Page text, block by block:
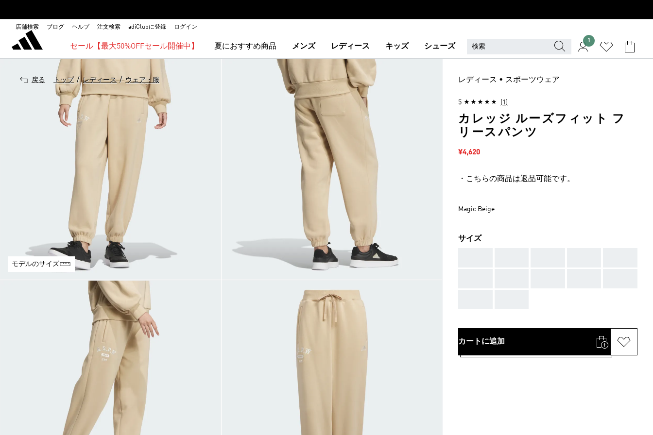
店舗検索 ブログ ヘルプ 注文検索 adiClubに登録 ログイン
セール【最大50%OFFセール開催中】 夏におすすめ商品 メンズ レディース キッズ シューズ
1
戻る トップ / レディース / ウェア・服
モデルのサイズ
レディース • スポーツウェア
5 (1)
カレッジ ルーズフィット フ
リースパンツ
セール価格
¥4,620
・こちらの商品は返品可能です。
Magic Beige
サイズ
カートに追加